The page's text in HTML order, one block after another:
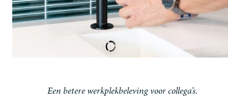
Een betere werkplekbeleving voor collega’s.